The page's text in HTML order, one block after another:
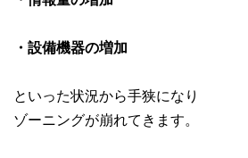
・設備機器の増加
といった状況から手狭になり
ゾーニングが崩れてきます。